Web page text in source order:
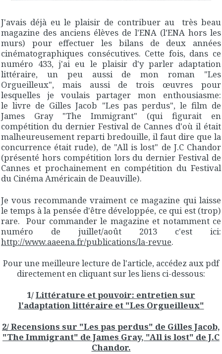
J'avais déjà eu le plaisir de contribuer au très beau
magazine des anciens élèves de l'ENA (l'ENA hors les
murs) pour effectuer les bilans de deux années
cinématographiques consécutives. Cette fois, dans ce
numéro 433, j'ai eu le plaisir d'y parler adaptation
littéraire, un peu aussi de mon roman "Les
Orgueilleux", mais aussi de trois œuvres pour
lesquelles je voulais partager mon enthousiasme:
le livre de Gilles Jacob "Les pas perdus", le film de
James Gray "The Immigrant" (qui figurait en
compétition du dernier Festival de Cannes d'où il était
malheureusement reparti bredouille, il faut dire que la
concurrence était rude), de "All is lost" de J.C Chandor
(présenté hors compétition lors du dernier Festival de
Cannes et prochainement en compétition du Festival
du Cinéma Américain de Deauville).
Je vous recommande vraiment ce magazine qui laisse
le temps à la pensée d'être développée, ce qui est (trop)
rare. Pour commander le magazine et notamment ce
numéro de juillet/août 2013 c'est ici:
http://www.aaeena.fr/publications/la-revue.
Pour une meilleure lecture de l'article, accédez aux pdf
directement en cliquant sur les liens ci-dessous:
1/Littérature et pouvoir: entretien sur
l'adaptation littéraire et "Les Orgueilleux"
2/ Recensions sur "Les pas perdus" de Gilles Jacob,
"The Immigrant" de James Gray, "All is lost" de J.C
Chandor.